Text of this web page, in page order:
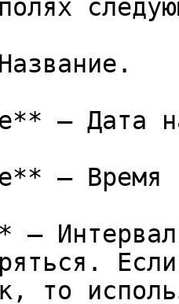
— Дата
— Время
то